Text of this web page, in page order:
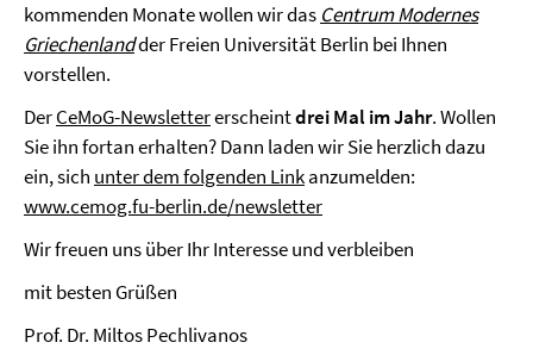
kommenden Monate wollen wir das Centrum Modernes
Griechenlandder Freien Universität Berlin bei Ihnen
vorstellen.
DerCeMoG-Newslettererscheintdrei Mal im Jahr. Wollen
Sie ihn fortan erhalten? Dann laden wir Sie herzlich dazu
ein, sich unter dem folgenden Linkanzumelden:
www.cemog.fu-berlin.de/newsletter
Wir freuen uns über Ihr Interesse und verbleiben
mit besten Grüßen
Prof. Dr. Miltos Pechlivanos